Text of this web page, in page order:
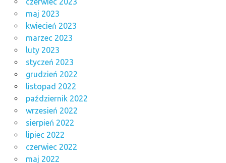
maj 2023
kwiecień 2023
marzec 2023
luty 2023
styczeń 2023
grudzień 2022
listopad 2022
październik 2022
wrzesień 2022
sierpień 2022
lipiec 2022
czerwiec 2022
maj 2022